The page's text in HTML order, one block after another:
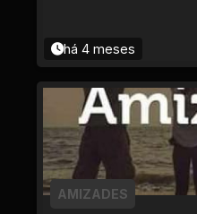
há 4 meses
AMIZADES